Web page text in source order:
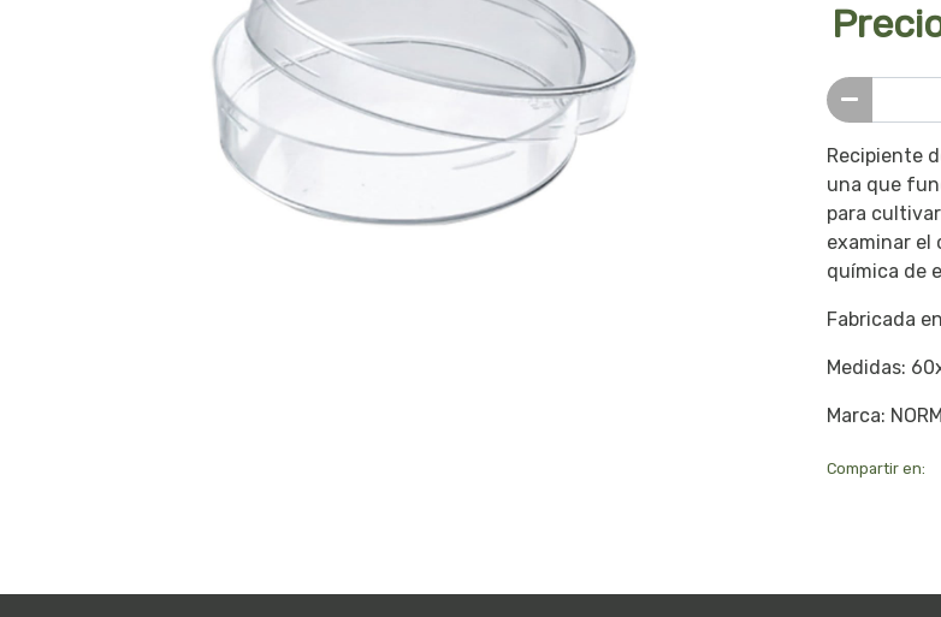
Recipiente
una que
para
examinar el
química de
Fabricada
Medidas:
Marca:
Compartir en: